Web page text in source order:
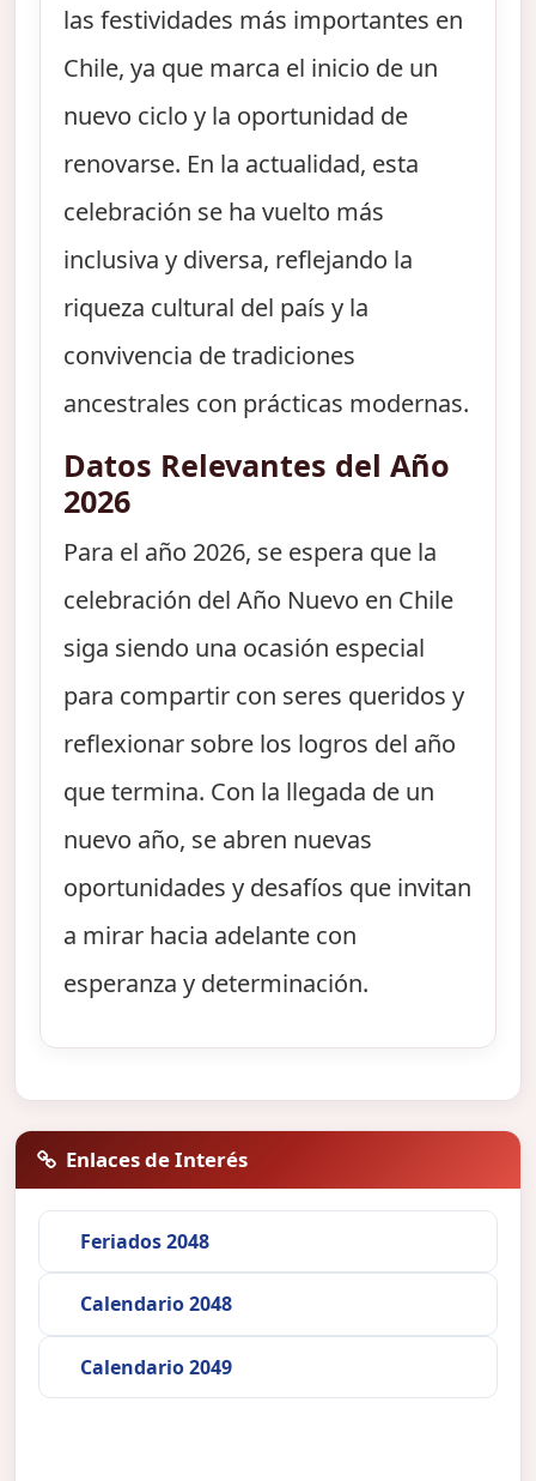
las festividades más importantes en
Chile, ya que marca el inicio de un
nuevo ciclo y la oportunidad de
renovarse. En la actualidad, esta
celebración se ha vuelto más
inclusiva y diversa, reflejando la
riqueza cultural del país y la
convivencia de tradiciones
ancestrales con prácticas modernas.
Datos Relevantes del Año
2026
Para el año 2026, se espera que la
celebración del Año Nuevo en Chile
siga siendo una ocasión especial
para compartir con seres queridos y
reflexionar sobre los logros del año
que termina. Con la llegada de un
nuevo año, se abren nuevas
oportunidades y desafíos que invitan
a mirar hacia adelante con
esperanza y determinación.
Enlaces de Interés
Feriados 2048
Calendario 2048
Calendario 2049